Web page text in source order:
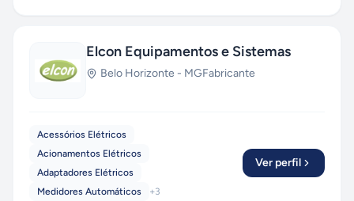
Elcon Equipamentos e Sistemas
Belo Horizonte - MGFabricante
Acessórios Elétricos
Acionamentos Elétricos
Adaptadores Elétricos
Medidores Automáticos
+3
Ver perfil